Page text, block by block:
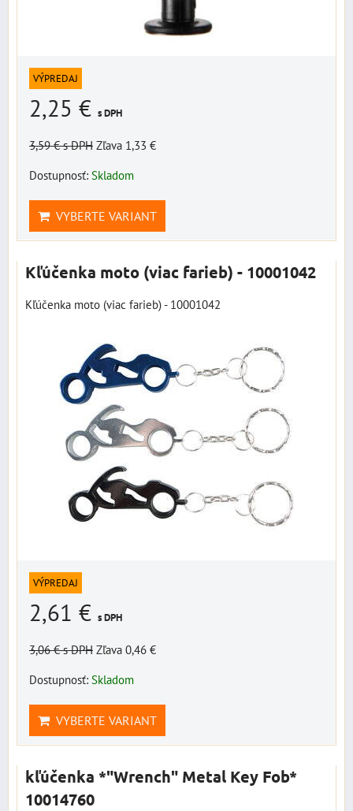
VÝPREDAJ
2,25 € s DPH
3,59 €s DPH Zľava 1,33 €
Dostupnosť: Skladom
VYBERTE VARIANT
Kľúčenka moto (viac farieb) - 10001042
Kľúčenka moto (viac farieb) - 10001042
VÝPREDAJ
2,61 € s DPH
3,06 €s DPH Zľava 0,46 €
Dostupnosť: Skladom
VYBERTE VARIANT
kľúčenka *"Wrench" Metal Key Fob*
10014760